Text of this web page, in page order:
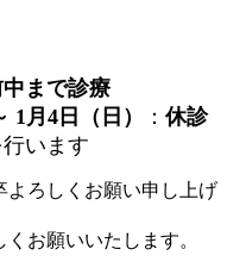
まで診療
1月4日（日） ： 休診
行います
よろしくお願い申し上げ
お願いいたします。